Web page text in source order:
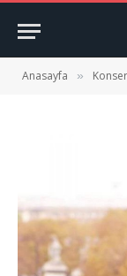
Anasayfa » Konser